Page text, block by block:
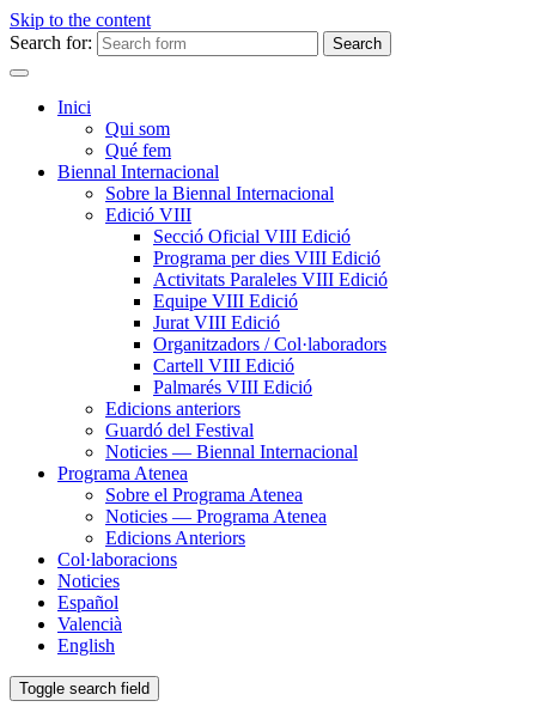
Skip to the content
Search for:
Inici
Qui som
Qué fem
Biennal Internacional
Sobre la Biennal Internacional
Edició VIII
Secció Oficial VIII Edició
Programa per dies VIII Edició
Activitats Paraleles VIII Edició
Equipe VIII Edició
Jurat VIII Edició
Organitzadors / Col·laboradors
Cartell VIII Edició
Palmarés VIII Edició
Edicions anteriors
Guardó del Festival
Noticies — Biennal Internacional
Programa Atenea
Sobre el Programa Atenea
Noticies — Programa Atenea
Edicions Anteriors
Col·laboracions
Noticies
Español
Valencià
English
Toggle search field